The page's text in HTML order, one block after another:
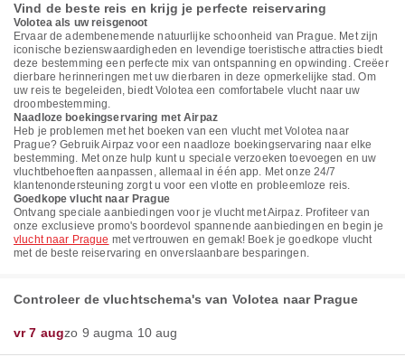
Vind de beste reis en krijg je perfecte reiservaring
Volotea als uw reisgenoot
Ervaar de adembenemende natuurlijke schoonheid van Prague. Met zijn
iconische bezienswaardigheden en levendige toeristische attracties biedt
deze bestemming een perfecte mix van ontspanning en opwinding. Creëer
dierbare herinneringen met uw dierbaren in deze opmerkelijke stad. Om
uw reis te begeleiden, biedt Volotea een comfortabele vlucht naar uw
droombestemming.
Naadloze boekingservaring met Airpaz
Heb je problemen met het boeken van een vlucht met Volotea naar
Prague? Gebruik Airpaz voor een naadloze boekingservaring naar elke
bestemming. Met onze hulp kunt u speciale verzoeken toevoegen en uw
vluchtbehoeften aanpassen, allemaal in één app. Met onze 24/7
klantenondersteuning zorgt u voor een vlotte en probleemloze reis.
Goedkope vlucht naar Prague
Ontvang speciale aanbiedingen voor je vlucht met Airpaz. Profiteer van
onze exclusieve promo's boordevol spannende aanbiedingen en begin je
vlucht naar Prague met vertrouwen en gemak! Boek je goedkope vlucht
met de beste reiservaring en onverslaanbare besparingen.
Controleer de vluchtschema's van Volotea naar Prague
vr 7 augzo 9 augma 10 aug